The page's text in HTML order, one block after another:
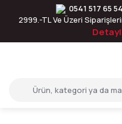
0541 517 65 54
2999.-TL Ve Üzeri